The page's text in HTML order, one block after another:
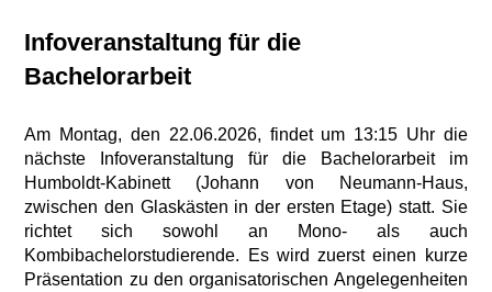
Infoveranstaltung für die
Bachelorarbeit
Am Montag, den 22.06.2026, findet um 13:15 Uhr die
nächste Infoveranstaltung für die Bachelorarbeit im
Humboldt-Kabinett (Johann von Neumann-Haus,
zwischen den Glaskästen in der ersten Etage) statt. Sie
richtet sich sowohl an Mono- als auch
Kombibachelorstudierende. Es wird zuerst einen kurze
Präsentation zu den organisatorischen Angelegenheiten